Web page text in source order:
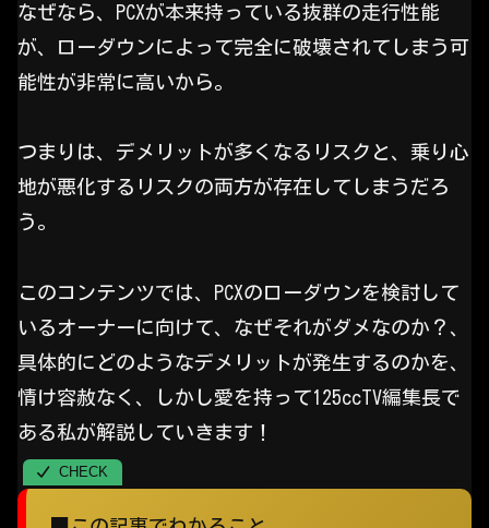
なぜなら、PCXが本来持っている抜群の走行性能
が、ローダウンによって完全に破壊されてしまう可
能性が非常に高いから。
つまりは、デメリットが多くなるリスクと、乗り心
地が悪化するリスクの両方が存在してしまうだろ
う。
このコンテンツでは、PCXのローダウンを検討して
いるオーナーに向けて、なぜそれがダメなのか？、
具体的にどのようなデメリットが発生するのかを、
情け容赦なく、しかし愛を持って125ccTV編集長で
ある私が解説していきます！